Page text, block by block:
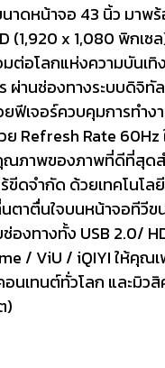
นาดหน้าจอ 43 นิ้ว ม
(1,920 x 1,080 พิกเ
ต่อโลกแห่งความบันเ
ผ่านช่องทางระบบดิจิทั
ยฟีเจอร์ควบคุมการท
ย Refresh Rate
ณภาพของภาพที่ดีที่สุด
ขีดจำกัด ด้วยเทคโนโ
าตื่นใจบนหน้าจอทีวี
องทางทั้ง USB 2.0/
/ ViU / iQIYI ให้คุ
นเทนต์ทั่วโลก และมิ
)